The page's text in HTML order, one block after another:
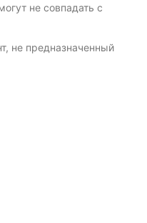
не совпадать с
не предназначенный